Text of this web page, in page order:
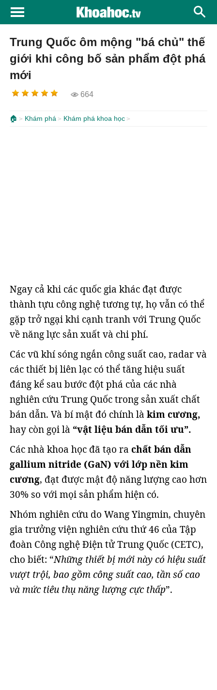
Trung Quốc ôm mộng "bá chủ" thế
giới khi công bố sản phẩm đột phá
mới
664
🏠 Khám phá Khám phá khoa học
Ngay cả khi các quốc gia khác đạt được
thành tựu công nghệ tương tự, họ vẫn có thể
gặp trở ngại khi cạnh tranh với Trung Quốc
về năng lực sản xuất và chi phí.
Các vũ khí sóng ngắn công suất cao, radar và
các thiết bị liên lạc có thể tăng hiệu suất
đáng kể sau bước đột phá của các nhà
nghiên cứu Trung Quốc trong sản xuất chất
bán dẫn. Và bí mật đó chính là kim cương,
hay còn gọi là “vật liệu bán dẫn tối ưu”.
Các nhà khoa học đã tạo ra chất bán dẫn
gallium nitride (GaN) với lớp nền kim
cương, đạt được mật độ năng lượng cao hơn
30% so với mọi sản phẩm hiện có.
Nhóm nghiên cứu do Wang Yingmin, chuyên
gia trưởng viện nghiên cứu thứ 46 của Tập
đoàn Công nghệ Điện tử Trung Quốc (CETC),
cho biết: “Những thiết bị mới này có hiệu suất
vượt trội, bao gồm công suất cao, tần số cao
và mức tiêu thụ năng lượng cực thấp”.